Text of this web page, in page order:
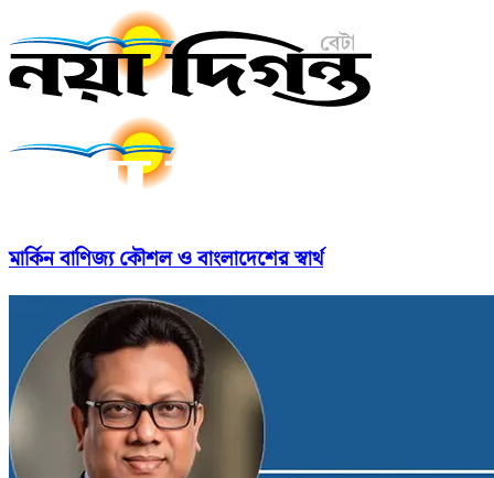
মার্কিন বাণিজ্য কৌশল ও বাংলাদেশের স্বার্থ